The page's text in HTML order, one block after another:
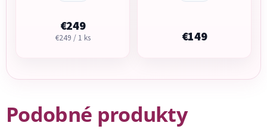
€249
Jednotková
€249 / 1 ks €149
Podobné produkty